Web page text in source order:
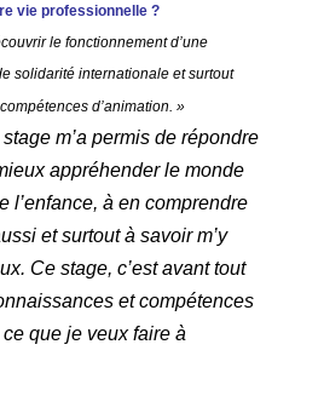
vie professionnelle ?
le fonctionnement d’une
solidarité internationale et surtout
d’animation. »
stage m’a permis de répondre
appréhender le monde
l’enfance, à en comprendre
et surtout à savoir m’y
Ce stage, c’est avant tout
et compétences
que je veux faire à